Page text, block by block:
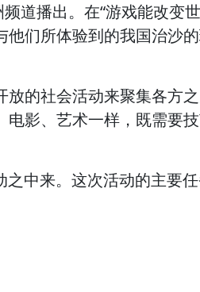
道播出。在“游戏能改变
们所体验到的我国治沙
的社会活动来聚集各方之
影、艺术一样，既需要
中来。这次活动的主要